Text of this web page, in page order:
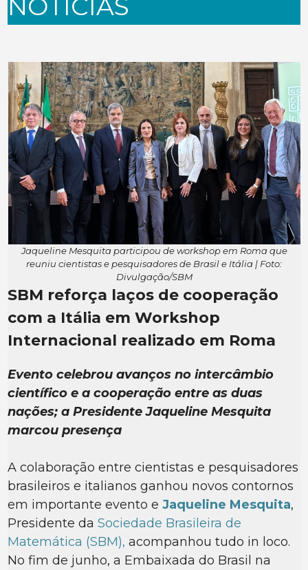
NOTÍCIAS
Jaqueline Mesquita participou de workshop em Roma que
reuniu cientistas e pesquisadores de Brasil e Itália | Foto:
Divulgação/SBM
SBM reforça laços de cooperação
com a Itália em Workshop
Internacional realizado em Roma
Evento celebrou avanços no intercâmbio
científico e a cooperação entre as duas
nações; a Presidente Jaqueline Mesquita
marcou presença
A colaboração entre cientistas e pesquisadores
brasileiros e italianos ganhou novos contornos
em importante evento eJaqueline Mesquita,
Presidente daSociedade Brasileira de
Matemática (SBM), acompanhou tudo in loco.
No fim de junho, a Embaixada do Brasil na